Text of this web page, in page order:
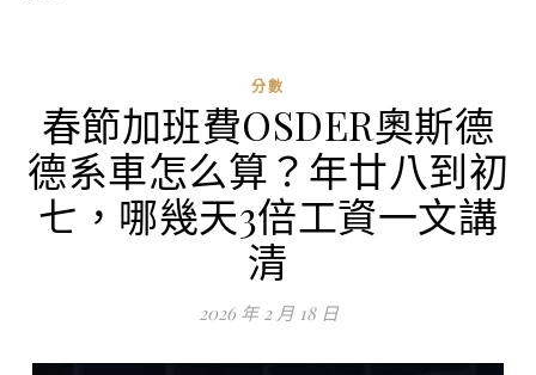
分數
春節加班費OSDER奧斯德
德系車怎么算？年廿八到初
七，哪幾天3倍工資一文講
清
2026 年 2 月 18 日